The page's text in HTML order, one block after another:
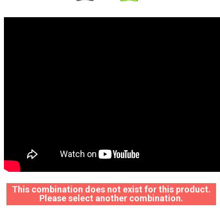
This combination does not exist for this product.
Please select another combination.